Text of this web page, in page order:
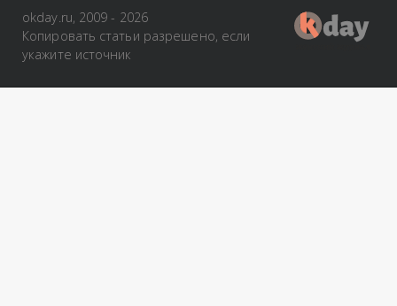
okday.ru, 2009 - 2026
Копировать статьи разрешено, если
укажите источник